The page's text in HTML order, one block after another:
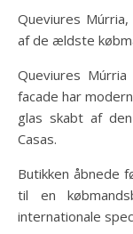
Queviures
af de ældste
Queviures
facade har
glas skabt af
Casas.
Butikken åbnede
til en
internationale